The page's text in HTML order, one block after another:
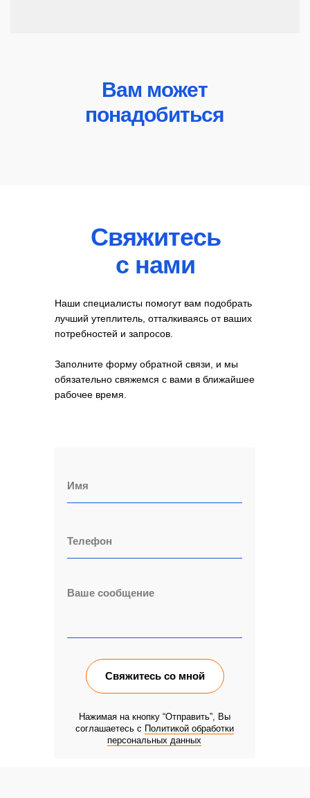
Вам может
понадобиться
Свяжитесь
с нами
Наши специалисты помогут вам подобрать
лучший утеплитель, отталкиваясь от ваших
потребностей и запросов.
Заполните форму обратной связи, и мы
обязательно свяжемся с вами в ближайшее
рабочее время.
Свяжитесь со мной
Нажимая на кнопку “Отправить”, Вы
соглашаетесь с Политикой обработки
персональных данных